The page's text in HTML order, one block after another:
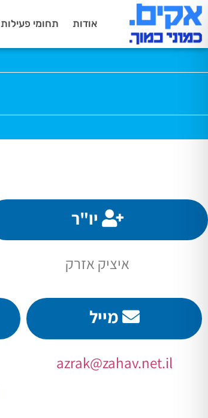
אודות תחומי פעילות
יו"ר
איציק אזרק
מייל
azrak@zahav.net.il